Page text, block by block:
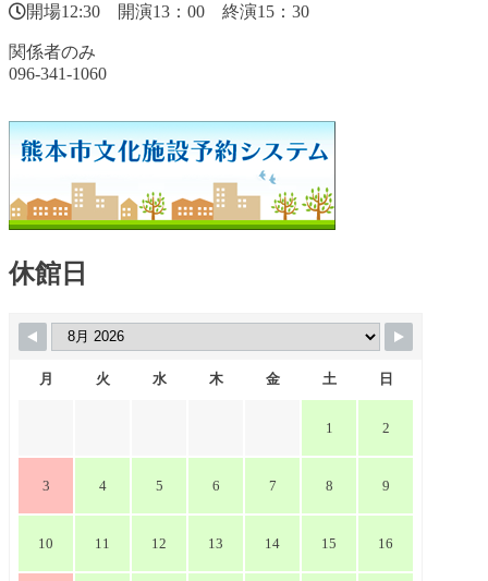
開場12:30 開演13：00 終演15：30
関係者のみ
096-341-1060
休館日
月 火 水 木 金 土 日
1 2
3 4 5 6 7 8 9
10 11 12 13 14 15 16